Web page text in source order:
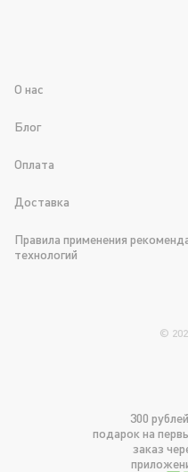
О нас
Блог
Оплата
Доставка
Правила применения
технологий
©
300
подарок на
заказ